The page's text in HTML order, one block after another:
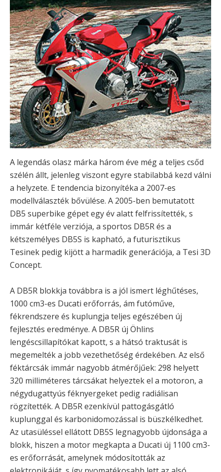
A legendás olasz márka három éve még a teljes csőd
szélén állt, jelenleg viszont egyre stabilabbá kezd válni
a helyzete. E tendencia bizonyítéka a 2007-es
modellválaszték bővülése. A 2005-ben bemutatott
DB5 superbike gépet egy év alatt felfrissítették, s
immár kétféle verziója, a sportos DB5R és a
kétszemélyes DB5S is kapható, a futurisztikus
Tesinek pedig kijött a harmadik generációja, a Tesi 3D
Concept.
A DB5R blokkja továbbra is a jól ismert léghűtéses,
1000 cm3-es Ducati erőforrás, ám futóműve,
fékrendszere és kuplungja teljes egészében új
fejlesztés eredménye. A DB5R új Öhlins
lengéscsillapítókat kapott, s a hátsó traktusát is
megemelték a jobb vezethetőség érdekében. Az első
féktárcsák immár nagyobb átmérőjűek: 298 helyett
320 milliméteres tárcsákat helyeztek el a motoron, a
négydugattyús féknyergeket pedig radiálisan
rögzítették. A DB5R ezenkívül pattogásgátló
kuplunggal és karbonidomozással is büszkélkedhet.
Az utasüléssel ellátott DB5S legnagyobb újdonsága a
blokk, hiszen a motor megkapta a Ducati új 1100 cm3-
es erőforrását, amelynek módosították az